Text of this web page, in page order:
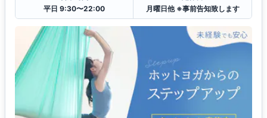
平日 9:30〜22:00
月曜日他 ※事前告知致します